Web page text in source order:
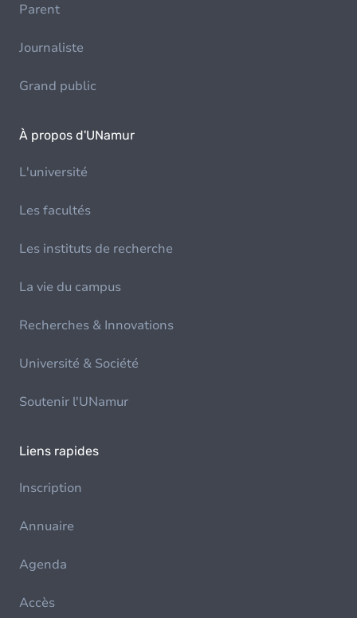
Parent
Journaliste
Grand public
À propos d'UNamur
L'université
Les facultés
Les instituts de recherche
La vie du campus
Recherches & Innovations
Université & Société
Soutenir l'UNamur
Liens rapides
Inscription
Annuaire
Agenda
Accès